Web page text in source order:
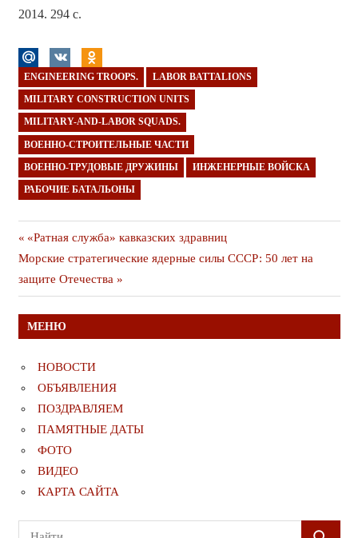
2014. 294 с.
ENGINEERING TROOPS. LABOR BATTALIONS
MILITARY CONSTRUCTION UNITS
MILITARY-AND-LABOR SQUADS.
ВОЕННО-СТРОИТЕЛЬНЫЕ ЧАСТИ
ВОЕННО-ТРУДОВЫЕ ДРУЖИНЫ ИНЖЕНЕРНЫЕ ВОЙСКА
РАБОЧИЕ БАТАЛЬОНЫ
Навигация
по
записям
Предыдущая
публикация
«Ратная служба» кавказских здравниц
Следующая
публикация
Морские стратегические ядерные силы СССР: 50 лет на
защите Отечества
МЕНЮ
НОВОСТИ
ОБЪЯВЛЕНИЯ
ПОЗДРАВЛЯЕМ
ПАМЯТНЫЕ ДАТЫ
ФОТО
ВИДЕО
КАРТА САЙТА
Поиск